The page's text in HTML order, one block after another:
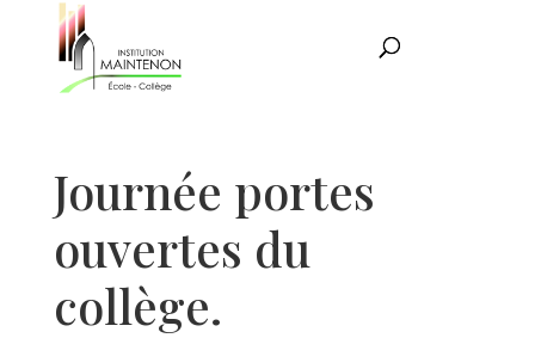
Journée portes
ouvertes du
collège.